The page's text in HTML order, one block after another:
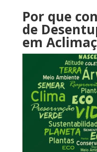
Por que
de
em